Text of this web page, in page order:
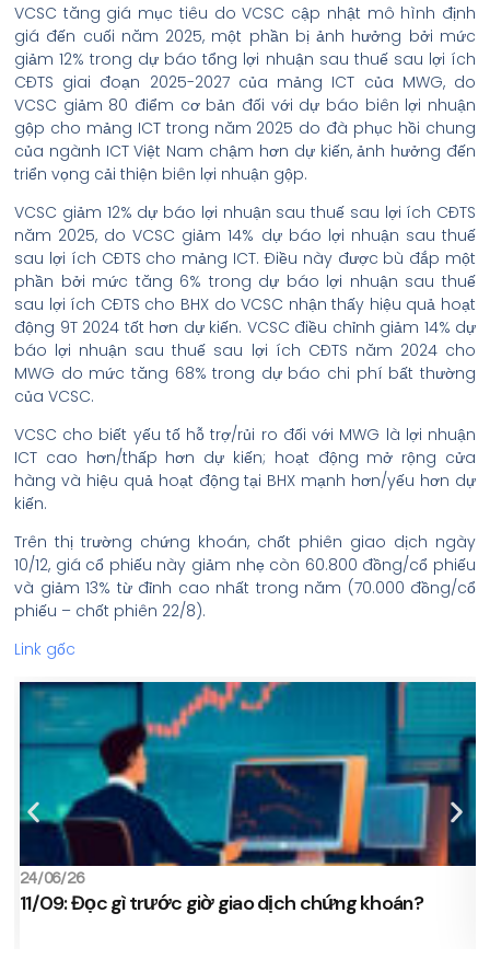
VCSC tăng giá mục tiêu do VCSC cập nhật mô hình định
giá đến cuối năm 2025, một phần bị ảnh hưởng bởi mức
giảm 12% trong dự báo tổng lợi nhuận sau thuế sau lợi ích
CĐTS giai đoạn 2025-2027 của mảng ICT của MWG, do
VCSC giảm 80 điểm cơ bản đối với dự báo biên lợi nhuận
gộp cho mảng ICT trong năm 2025 do đà phục hồi chung
của ngành ICT Việt Nam chậm hơn dự kiến, ảnh hưởng đến
triển vọng cải thiện biên lợi nhuận gộp.
VCSC giảm 12% dự báo lợi nhuận sau thuế sau lợi ích CĐTS
năm 2025, do VCSC giảm 14% dự báo lợi nhuận sau thuế
sau lợi ích CĐTS cho mảng ICT. Điều này được bù đắp một
phần bởi mức tăng 6% trong dự báo lợi nhuận sau thuế
sau lợi ích CĐTS cho BHX do VCSC nhận thấy hiệu quả hoạt
động 9T 2024 tốt hơn dự kiến. VCSC điều chỉnh giảm 14% dự
báo lợi nhuận sau thuế sau lợi ích CĐTS năm 2024 cho
MWG do mức tăng 68% trong dự báo chi phí bất thường
của VCSC.
VCSC cho biết yếu tố hỗ trợ/rủi ro đối với MWG là lợi nhuận
ICT cao hơn/thấp hơn dự kiến; hoạt động mở rộng cửa
hàng và hiệu quả hoạt động tại BHX mạnh hơn/yếu hơn dự
kiến.
Trên thị trường chứng khoán, chốt phiên giao dịch ngày
10/12, giá cổ phiếu này giảm nhẹ còn 60.800 đồng/cổ phiếu
và giảm 13% từ đỉnh cao nhất trong năm (70.000 đồng/cổ
phiếu – chốt phiên 22/8).
Link gốc
24/06/26
11/09: Đọc gì trước giờ giao dịch chứng khoán?